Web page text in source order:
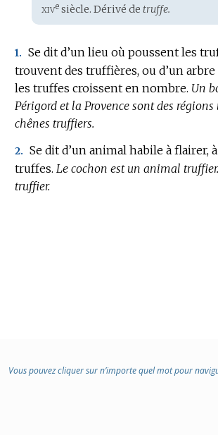
Étymologie
:
xivesiècle. Dérivé de truffe.
1. Se dit d’un lieu où poussent les
trouvent des truffières, ou d’un
les truffes croissent en nombre. Un
Périgord et la Provence sont des régions
chênes truffiers.
2. Se dit d’un animal habile à flairer,
truffes. Le cochon est un animal truffier.
truffier.
Vous pouvez cliquer sur n’importe quel mot pour